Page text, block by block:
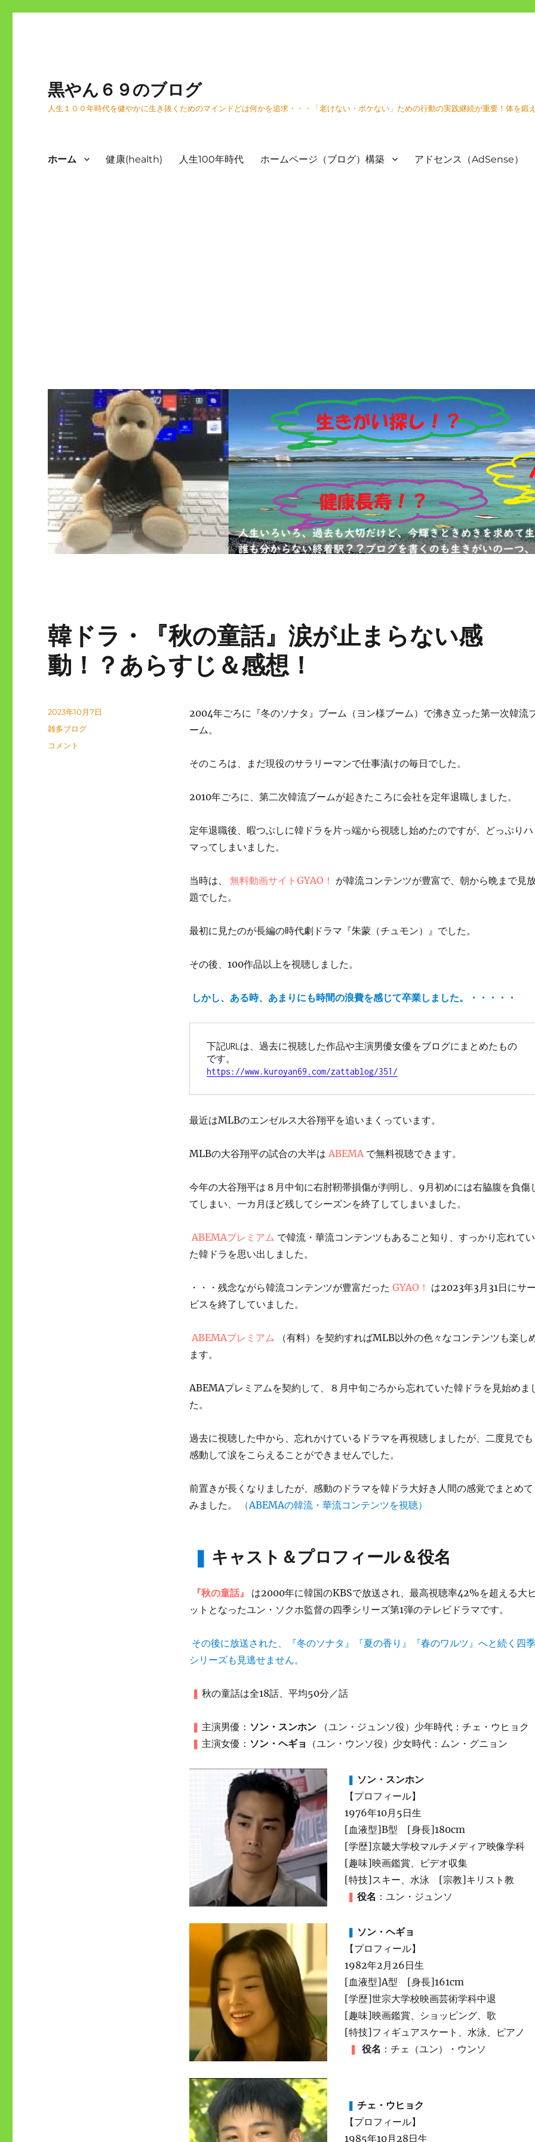
黒やん６９のブログ
人生１００年時代を健やかに生き抜くためのマインドどは何かを追求・・・「老けない・ボケない」ための行動の実践継続が重要！体を鍛
ホーム 健康(health) 人生100年時代 ホームページ（ブログ）構築 アドセンス（AdSense）
韓ドラ・『秋の童話』涙が止まらない感
動！？あらすじ＆感想！
2004年ごろに『冬のソナタ』ブーム（ヨン様ブーム）で沸き立った第一次韓流
ーム。
そのころは、まだ現役のサラリーマンで仕事漬けの毎日でした。
2010年ごろに、第二次韓流ブームが起きたころに会社を定年退職しました。
定年退職後、暇つぶしに韓ドラを片っ端から視聴し始めたのですが、どっぷりハ
マってしまいました。
当時は、 無料動画サイトGYAO！ が韓流コンテンツが豊富で、朝から晩まで見
題でした。
最初に見たのが長編の時代劇ドラマ『朱蒙（チュモン）』でした。
その後、100作品以上を視聴しました。
しかし、ある時、あまりにも時間の浪費を感じて卒業しました。・・・・・
下記URLは、過去に視聴した作品や主演男優女優をブログにまとめたもの
https://www.kuroyan69.com/zattablog/351/
最近はMLBのエンゼルス大谷翔平を追いまくっています。
MLBの大谷翔平の試合の大半は ABEMA で無料視聴できます。
今年の大谷翔平は８月中旬に右肘靭帯損傷が判明し、9月初めには右脇腹を負傷
てしまい、一カ月ほど残してシーズンを終了してしまいました。
ABEMAプレミアム で韓流・華流コンテンツもあること知り、すっかり忘れてい
た韓ドラを思い出しました。
・・・残念ながら韓流コンテンツが豊富だった GYAO！ は2023年3月31日にサ
ビスを終了していました。
ABEMAプレミアム
（有料）を契約すればMLB以外の色々なコンテンツも楽し
ます。
ABEMAプレミアムを契約して、８月中旬ごろから忘れていた韓ドラを見始めま
た。
過去に視聴した中から、忘れかけているドラマを再視聴しましたが、二度見でも
感動して涙をこらえることができませんでした。
前置きが長くなりましたが、感動のドラマを韓ドラ大好き人間の感覚でまとめて
みました。
（ABEMAの韓流・華流コンテンツを視聴）
❚ キャスト＆プロフィール＆役名
『秋の童話』
は2000年に韓国のKBSで放送され、最高視聴率42%を超える大
ットとなったユン・ソクホ監督の四季シリーズ第1弾のテレビドラマです。
その後に放送された、『冬のソナタ』『夏の香り』『春のワルツ』へと続く四季
シリーズも見逃せません。
❚ 秋の童話は全18話、平均50分／話
❚ 主演男優： ソン・スンホン（ユン・ジュンソ役）少年時代：チェ・ウヒョク
❚ 主演女優： ソン・ヘギョ （ユン・ウンソ役）少女時代：ムン・グニョン
❚ ソン・スンホン
【プロフィール】
1976年10月5日生
[血液型]B型 [身長]180cm
[学歴]京畿大学校マルチメディア映像学科
[趣味]映画鑑賞、ビデオ収集
[特技]スキー、水泳 [宗教]キリスト教
❚ 役名 ：ユン・ジュンソ
❚ ソン・ヘギョ
【プロフィール】
1982年2月26日生
[血液型]A型 [身長]161cm
[学歴]世宗大学校映画芸術学科中退
[趣味]映画鑑賞、ショッピング、歌
[特技]フィギュアスケート、水泳、ピアノ
❚ 役名 ：チェ（ユン）・ウンソ
❚ チェ・ウヒョク
【プロフィール】
1985年10月28日生
投
稿
2023年10月7日
カ
雑多ブログ
韓
コメント